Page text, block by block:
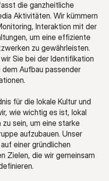
die ganzheitliche
Aktivitäten. Wir kümmern
Interaktion mit der
um eine effiziente
zu gewährleisten.
Sie bei der Identifikation
Aufbau passender
für die lokale Kultur und
wie wichtig es ist, lokal
sein, um eine starke
aufzubauen. Unser
einer gründlichen
Zielen, die wir gemeinsam